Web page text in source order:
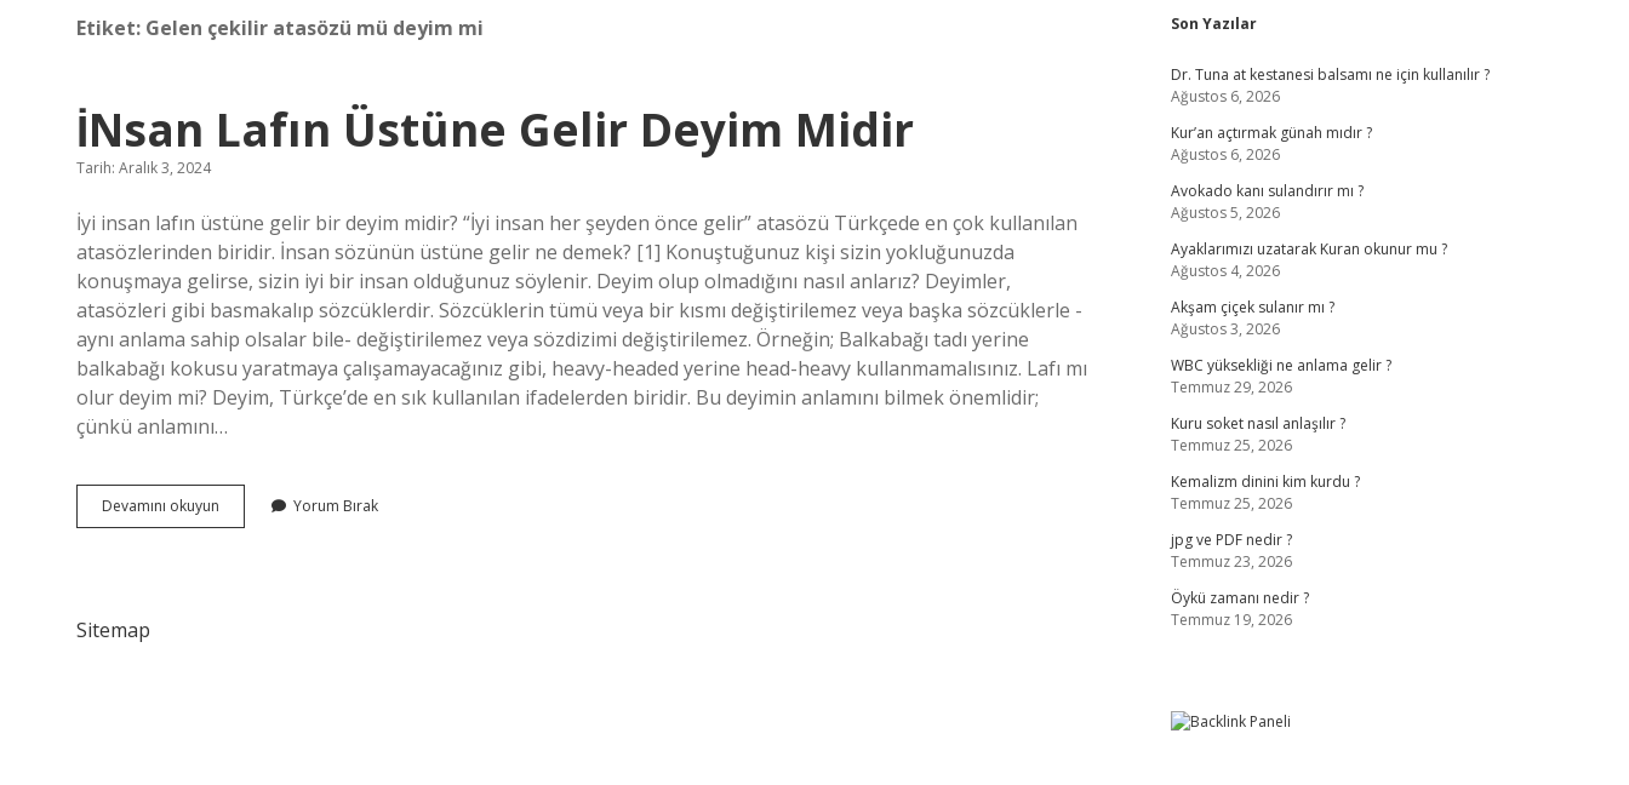
Etiket: Gelen çekilir atasözü mü deyim mi
İNsan Lafın Üstüne Gelir Deyim Midir
Tarih: Aralık 3, 2024
İyi insan lafın üstüne gelir bir deyim midir? “İyi insan her şeyden önce gelir” atasözü Türkçede en çok kullanılan
atasözlerinden biridir. İnsan sözünün üstüne gelir ne demek? [1] Konuştuğunuz kişi sizin yokluğunuzda
konuşmaya gelirse, sizin iyi bir insan olduğunuz söylenir. Deyim olup olmadığını nasıl anlarız? Deyimler,
atasözleri gibi basmakalıp sözcüklerdir. Sözcüklerin tümü veya bir kısmı değiştirilemez veya başka sözcüklerle -
aynı anlama sahip olsalar bile- değiştirilemez veya sözdizimi değiştirilemez. Örneğin; Balkabağı tadı yerine
balkabağı kokusu yaratmaya çalışamayacağınız gibi, heavy-headed yerine head-heavy kullanmamalısınız. Lafı mı
olur deyim mi? Deyim, Türkçe’de en sık kullanılan ifadelerden biridir. Bu deyimin anlamını bilmek önemlidir;
çünkü anlamını…
Devamını okuyun
Lafın
Yorum Bırak
Sitemap
Sidebar
Son Yazılar
Dr. Tuna at kestanesi balsamı ne için kullanılır ?
Ağustos 6, 2026
Kur’an açtırmak günah mıdır ?
Ağustos 6, 2026
Avokado kanı sulandırır mı ?
Ağustos 5, 2026
Ayaklarımızı uzatarak Kuran okunur mu ?
Ağustos 4, 2026
Akşam çiçek sulanır mı ?
Ağustos 3, 2026
WBC yüksekliği ne anlama gelir ?
Temmuz 29, 2026
Kuru soket nasıl anlaşılır ?
Temmuz 25, 2026
Kemalizm dinini kim kurdu ?
Temmuz 25, 2026
jpg ve PDF nedir ?
Temmuz 23, 2026
Öykü zamanı nedir ?
Temmuz 19, 2026